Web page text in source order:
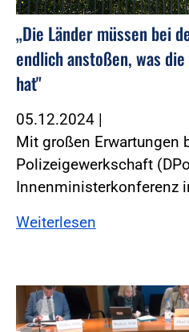
„Die Länder müssen bei
endlich anstoßen, was
hat"
05.12.2024 |
Mit großen Erwartungen
Polizeigewerkschaft
Innenministerkonferenz
Weiterlesen